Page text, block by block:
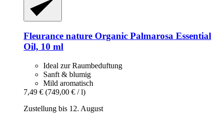
Fleurance nature Organic Palmarosa Essential
Oil, 10 ml
Ideal zur Raumbeduftung
Sanft & blumig
Mild aromatisch
7,49 € (749,00 € / l)
Zustellung bis 12. August